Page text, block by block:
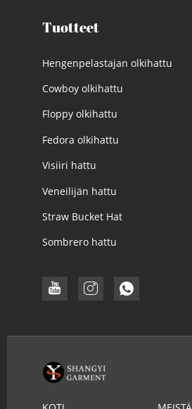
Tuotteet
Hengenpelastajan olkihattu
Cowboy olkihattu
Floppy olkihattu
Fedora olkihattu
Visiiri hattu
Veneilijän hattu
Straw Bucket Hat
Sombrero hattu